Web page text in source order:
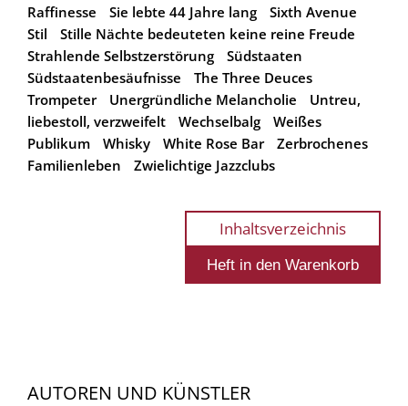
Raffinesse
Sie lebte 44 Jahre lang
Sixth Avenue
Stil
Stille Nächte bedeuteten keine reine Freude
Strahlende Selbstzerstörung
Südstaaten
Südstaatenbesäufnisse
The Three Deuces
Trompeter
Unergründliche Melancholie
Untreu,
liebestoll, verzweifelt
Wechselbalg
Weißes
Publikum
Whisky White Rose Bar
Zerbrochenes
Familienleben
Zwielichtige Jazzclubs
Inhaltsverzeichnis
AUTOREN UND KÜNSTLER